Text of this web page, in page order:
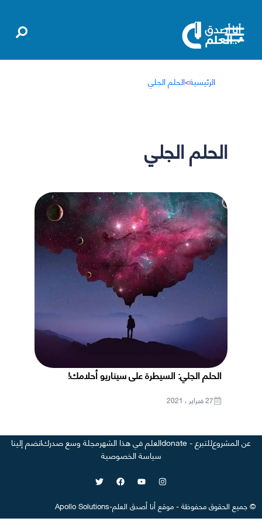
الرئيسية>الحلم الجلي
الحلم الجلي
الحلم الجلي: السيطرة على سيناريو أحلامك!
27 فبراير ، 2021
عن المشروعللتبرع - donate العلم في هذا الشهرمجلة وسع صدركانضم إلينا
سياسة الخصوصية
©جميع الحقوق محفوظة-موقع أنا أصدق العلم-
Apollo Solutions